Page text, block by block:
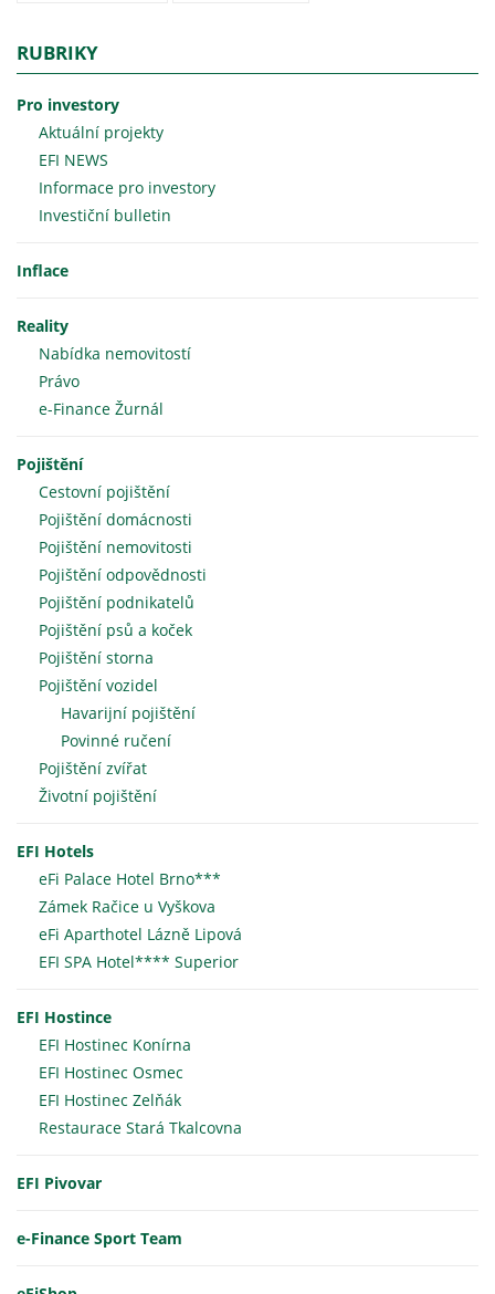
RUBRIKY
Pro investory
Aktuální projekty
EFI NEWS
Informace pro investory
Investiční bulletin
Inflace
Reality
Nabídka nemovitostí
Právo
e-Finance Žurnál
Pojištění
Cestovní pojištění
Pojištění domácnosti
Pojištění nemovitosti
Pojištění odpovědnosti
Pojištění podnikatelů
Pojištění psů a koček
Pojištění storna
Pojištění vozidel
Havarijní pojištění
Povinné ručení
Pojištění zvířat
Životní pojištění
EFI Hotels
eFi Palace Hotel Brno***
Zámek Račice u Vyškova
eFi Aparthotel Lázně Lipová
EFI SPA Hotel**** Superior
EFI Hostince
EFI Hostinec Konírna
EFI Hostinec Osmec
EFI Hostinec Zelňák
Restaurace Stará Tkalcovna
EFI Pivovar
e-Finance Sport Team